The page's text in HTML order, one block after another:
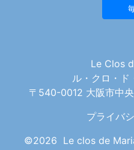
Le Clos
ル・クロ・ド
〒540-0012 大阪市中
プライバ
©2026 Le clos de